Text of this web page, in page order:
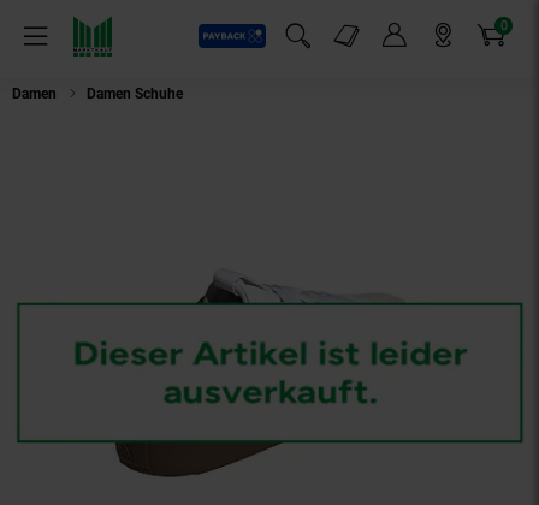
Menü
Payback
Suchfeld einblenden
Markt-Angebote 0
Artikel
Damen Damen Schuhe